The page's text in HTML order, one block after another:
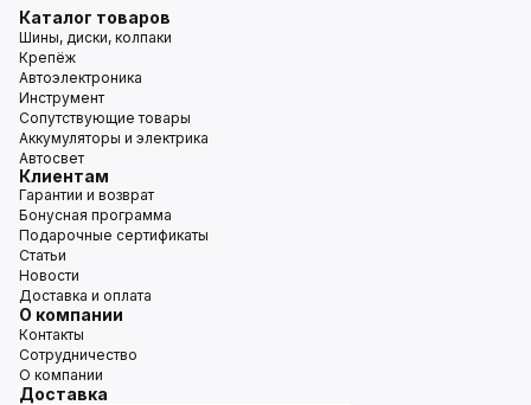
Каталог товаров
Шины, диски, колпаки
Крепёж
Автоэлектроника
Инструмент
Сопутствующие товары
Аккумуляторы и электрика
Автосвет
Клиентам
Гарантии и возврат
Бонусная программа
Подарочные сертификаты
Статьи
Новости
Доставка и оплата
О компании
Контакты
Сотрудничество
О компании
Доставка